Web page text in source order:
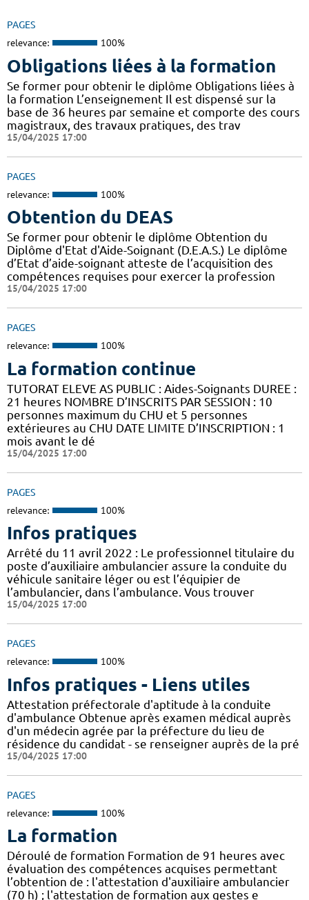
PAGES
relevance: 100%
Obligations liées à la formation
Se former pour obtenir le diplôme Obligations liées à
la formation L’enseignement Il est dispensé sur la
base de 36 heures par semaine et comporte des cours
magistraux, des travaux pratiques, des trav
15/04/2025 17:00
PAGES
relevance: 100%
Obtention du DEAS
Se former pour obtenir le diplôme Obtention du
Diplôme d'Etat d'Aide-Soignant (D.E.A.S.) Le diplôme
d’Etat d’aide-soignant atteste de l’acquisition des
compétences requises pour exercer la profession
15/04/2025 17:00
PAGES
relevance: 100%
La formation continue
TUTORAT ELEVE AS PUBLIC : Aides-Soignants DUREE :
21 heures NOMBRE D’INSCRITS PAR SESSION : 10
personnes maximum du CHU et 5 personnes
extérieures au CHU DATE LIMITE D’INSCRIPTION : 1
mois avant le dé
15/04/2025 17:00
PAGES
relevance: 100%
Infos pratiques
Arrêté du 11 avril 2022 : Le professionnel titulaire du
poste d’auxiliaire ambulancier assure la conduite du
véhicule sanitaire léger ou est l’équipier de
l’ambulancier, dans l’ambulance. Vous trouver
15/04/2025 17:00
PAGES
relevance: 100%
Infos pratiques - Liens utiles
Attestation préfectorale d'aptitude à la conduite
d'ambulance Obtenue après examen médical auprès
d'un médecin agrée par la préfecture du lieu de
résidence du candidat - se renseigner auprès de la pré
15/04/2025 17:00
PAGES
relevance: 100%
La formation
Déroulé de formation Formation de 91 heures avec
évaluation des compétences acquises permettant
l’obtention de : l'attestation d'auxiliaire ambulancier
(70 h) ; l'attestation de formation aux gestes e